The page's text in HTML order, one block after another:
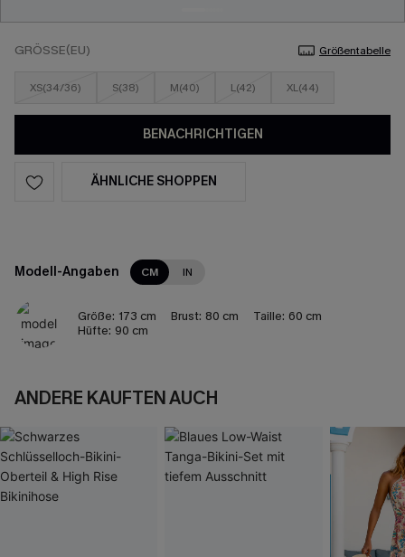
GRÖSSE(EU) Größentabelle
XS(34/36) S(38) M(40) L(42) XL(44)
BENACHRICHTIGEN
ÄHNLICHE SHOPPEN
Modell-Angaben CM IN
Größe: 173 cm Brust: 80 cm Taille: 60 cm
Hüfte: 90 cm
ANDERE KAUFTEN AUCH